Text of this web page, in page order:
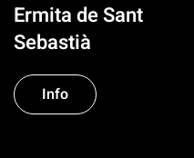
Ermita de Sant
Sebastià
Info